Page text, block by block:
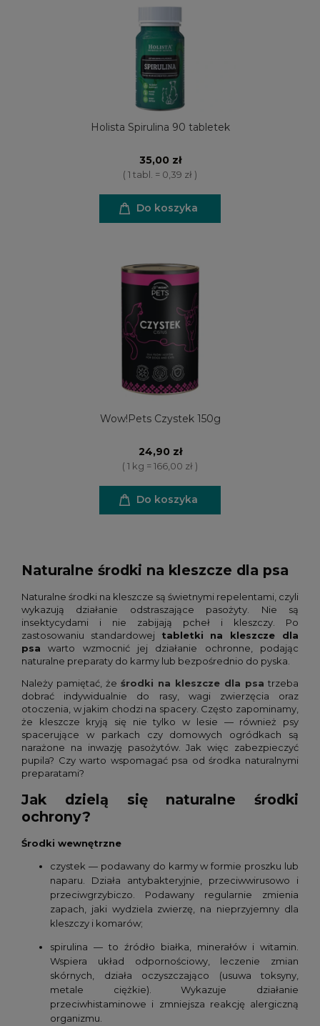
Holista Spirulina 90 tabletek
35,00 zł
( 1 tabl. = 0,39 zł )
Do koszyka
Wow!Pets Czystek 150g
24,90 zł
( 1 kg = 166,00 zł )
Do koszyka
Naturalne środki na kleszcze dla psa
Naturalne środki na kleszcze są świetnymi repelentami, czyli
wykazują działanie odstraszające pasożyty. Nie są
insektycydami i nie zabijają pcheł i kleszczy. Po
zastosowaniu standardowej tabletki na kleszcze dla
psa warto wzmocnić jej działanie ochronne, podając
naturalne preparaty do karmy lub bezpośrednio do pyska.
Należy pamiętać, że środki na kleszcze dla psa trzeba
dobrać indywidualnie do rasy, wagi zwierzęcia oraz
otoczenia, w jakim chodzi na spacery. Często zapominamy,
że kleszcze kryją się nie tylko w lesie — również psy
spacerujące w parkach czy domowych ogródkach są
narażone na inwazję pasożytów. Jak więc zabezpieczyć
pupila? Czy warto wspomagać psa od środka naturalnymi
preparatami?
Jak dzielą się naturalne środki
ochrony?
Środki wewnętrzne
czystek — podawany do karmy w formie proszku lub
naparu. Działa antybakteryjnie, przeciwwirusowo i
przeciwgrzybiczo. Podawany regularnie zmienia
zapach, jaki wydziela zwierzę, na nieprzyjemny dla
kleszczy i komarów;
spirulina — to źródło białka, minerałów i witamin.
Wspiera układ odpornościowy, leczenie zmian
skórnych, działa oczyszczająco (usuwa toksyny,
metale ciężkie). Wykazuje działanie
przeciwhistaminowe i zmniejsza reakcję alergiczną
organizmu.